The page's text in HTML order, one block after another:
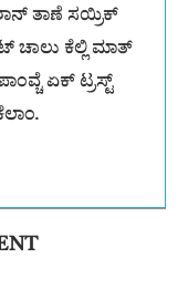
ತಾಣೆ ಸಯ್ರಿಕ್
ಕೆಲ್ಲಿ ಮಾತ್
ಏಕ್ ಟ್ರಸ್ಟ್